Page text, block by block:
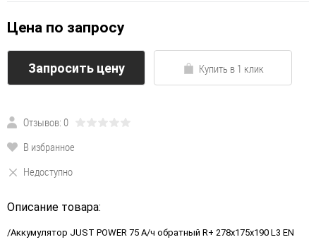
Цена по запросу
Запросить цену Купить в 1 клик
Отзывов: 0
В избранное
Недоступно
Описание товара:
/Аккумулятор JUST POWER 75 А/ч обратный R+ 278x175x190 L3 EN